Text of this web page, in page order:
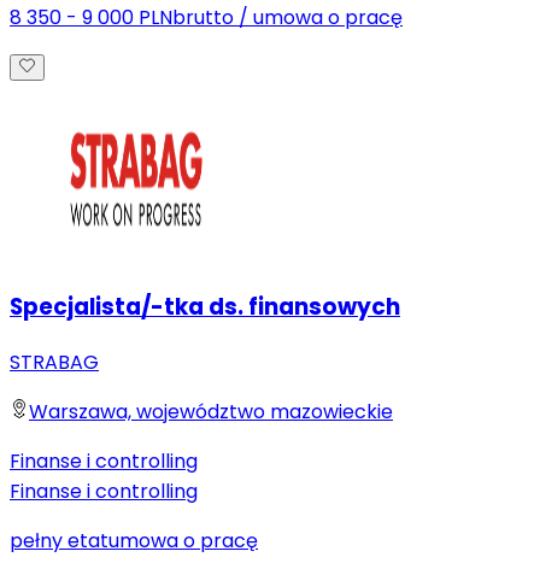
8 350 - 9 000 PLNbrutto / umowa o pracę
Specjalista/-tka ds. finansowych
STRABAG
Warszawa, województwo mazowieckie
Finanse i controlling
Finanse i controlling
pełny etatumowa o pracę